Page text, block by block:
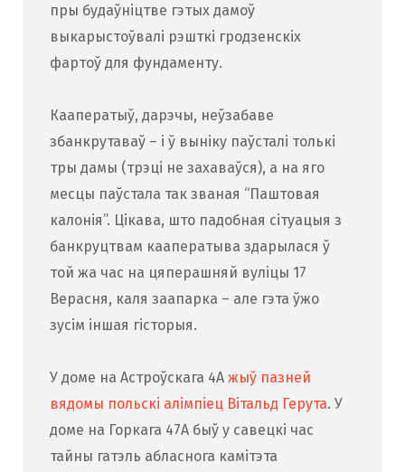
пры будаўніцтве гэтых дамоў
выкарыстоўвалі рэшткі гродзенскіх
фартоў для фундаменту.
Кааператыў, дарэчы, неўзабаве
збанкрутаваў – і ў выніку паўсталі толькі
тры дамы (трэці не захаваўся), а на яго
месцы паўстала так званая “Паштовая
калонія”. Цікава, што падобная сітуацыя з
банкруцтвам кааператыва здарылася ў
той жа час на цяперашняй вуліцы 17
Верасня, каля заапарка – але гэта ўжо
зусім іншая гісторыя.
У доме на Астроўскага 4А жыў пазней
вядомы польскі алімпіец Вітальд Герута. У
доме на Горкага 47А быў у савецкі час
тайны гатэль абласнога камітэта